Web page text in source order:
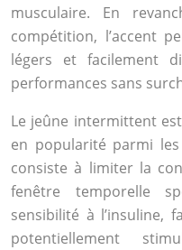
musculaire. En
compétition, l’accent
légers et facilement
performances sans
Le jeûne intermittent
en popularité parmi
consiste à limiter la
fenêtre temporelle
sensibilité à l’insuline,
potentiellement